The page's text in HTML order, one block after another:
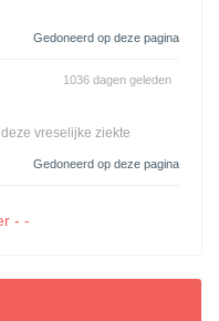
Gedoneerd op deze pagina
vreselijke ziekte
1036 dagen geleden
Gedoneerd op deze pagina
- -